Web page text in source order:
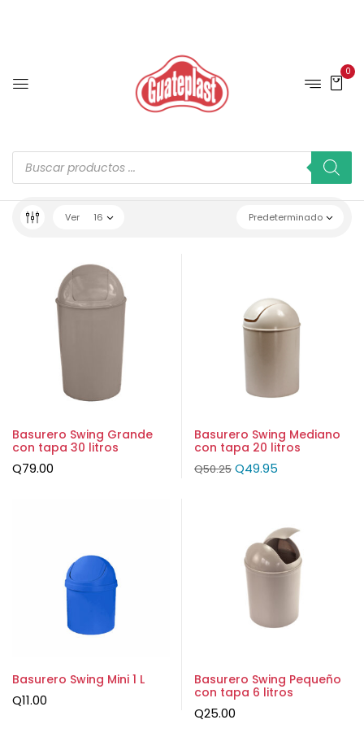
0
Predeterminado
Ver 16
Basurero Swing Grande
con tapa 30 litros
Q79.00
Basurero Swing Mediano
con tapa 20 litros
Q50.25 Q49.95
Basurero Swing Mini 1 L
Q11.00
Basurero Swing Pequeño
con tapa 6 litros
Q25.00